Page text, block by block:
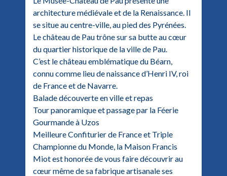
architecture médiévale et de la Renaissance. Il
se situe au centre-ville, au pied des Pyrénées.
Le château de Pau trône sur sa butte au cœur
du quartier historique de la ville de Pau.
C’est le château emblématique du Béarn,
connu comme lieu de naissance d’Henri IV, roi
de France et de Navarre.
Balade découverte en ville et repas
Tour panoramique et passage par la Féerie
Gourmande à Uzos
Meilleure Confiturier de France et Triple
Championne du Monde, la Maison Francis
Miot est honorée de vous faire découvrir au
cœur même de sa fabrique artisanale ses